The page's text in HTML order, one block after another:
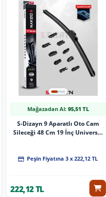
Mağazadan Al: 95,51 TL
S-Dizayn 9 Aparatlı Oto Cam
Sileceği 48 Cm 19 İnç Universal
Peşin Fiyatına 3 x 222,12 TL
222,12 TL